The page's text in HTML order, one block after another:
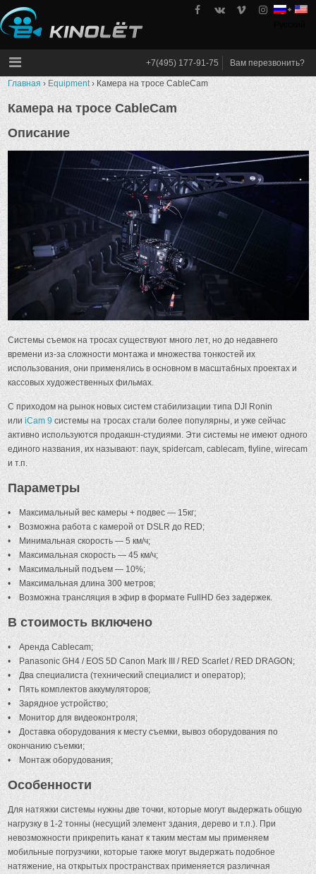
Skip
to
content
kinolet
+7(495) 177-91-75 Вам перезвонить?
Главная › Equipment› Камера на тросе CableCam
Камера на тросе CableCam
Описание
Системы съемок на тросах существуют много лет, но до недавнего
времени из-за сложности монтажа и множества тонкостей их
использования, они применялись в основном в масштабных проектах и
кассовых художественных фильмах.
С приходом на рынок новых систем стабилизации типа DJI Ronin
илиiCam 9системы на тросах стали более популярны, и уже сейчас
активно используются продакшн-студиями. Эти системы не имеют одного
единого названия, их называют: паук, spidercam, cablecam, flyline, wirecam
и т.п.
Параметры
• Максимальный вес камеры + подвес — 15кг;
• Возможна работа с камерой от DSLR до RED;
• Минимальная скорость — 5 км/ч;
• Максимальная скорость — 45 км/ч;
• Максимальный подъем — 10%;
• Максимальная длина 300 метров;
• Возможна трансляция в эфир в формате FullHD без задержек.
В стоимость включено
• Аренда Cablecam;
• Panasonic GH4 / EOS 5D Canon Mark III / RED Scarlet / RED DRAGON;
• Два специалиста (технический специалист и оператор);
• Пять комплектов аккумуляторов;
• Зарядное устройство;
• Монитор для видеоконтроля;
• Доставка оборудования к месту съемки, вывоз оборудования по
окончанию съемки;
• Монтаж оборудования;
Особенности
Для натяжки системы нужны две точки, которые могут выдержать общую
нагрузку в 1-2 тонны (несущий элемент здания, дерево и т.п.). При
невозможности прикрепить канат к таким местам мы применяем
мобильные погрузчики, которые также могут выдержать подобное
натяжение, на открытых пространствах применяется различная